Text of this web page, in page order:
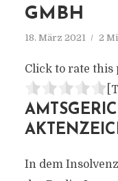
GMBH
18. März 2021 2
Click to rate this
In dem